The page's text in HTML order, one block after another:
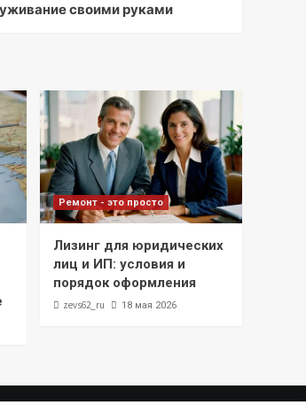
своими руками
Ремонт - это просто
Лизинг для юридических
лиц и ИП: условия и
порядок оформления
zevs62_ru 18 мая 2026